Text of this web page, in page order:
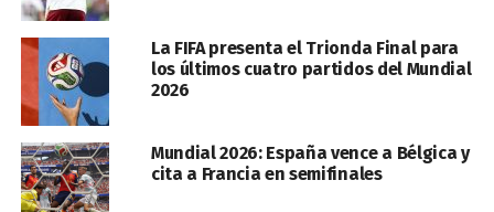
La FIFA presenta el Trionda Final para
los últimos cuatro partidos del Mundial
2026
Mundial 2026: España vence a Bélgica y
cita a Francia en semifinales